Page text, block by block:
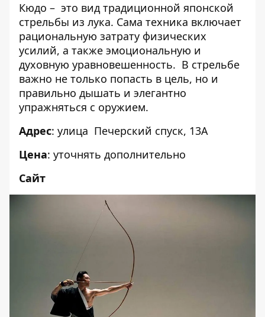
Кюдо – это вид традиционной японской
стрельбы из лука. Сама техника включает
рациональную затрату физических
усилий, а также эмоциональную и
духовную уравновешенность. В стрельбе
важно не только попасть в цель, но и
правильно дышать и элегантно
упражняться с оружием.
Адрес: улица Печерский спуск, 13А
Цена: уточнять дополнительно
Сайт